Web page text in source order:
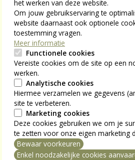
bijeenkomst waar je de lezing
vragen kan stellen.
Praktische info
Wanneer:
(webinar duurt een uurtje)
Schrijf je in via deze link. Je
mailtje met alle info en een link
bekijken.
het werken van deze website.
Om jouw gebruikservaring te
website daarnaast ook optionele
toestemming vragen.
Meer informatie
Functionele cookies
Vereiste cookies om de site op een
werken.
Analytische cookies
Hiermee verzamelen we gegevens
site te verbeteren.
Marketing cookies
Deze cookies gebruiken we om je
te zetten voor onze eigen marketing
Bewaar voorkeuren
Enkel noodzakelijke cookies
intrekken